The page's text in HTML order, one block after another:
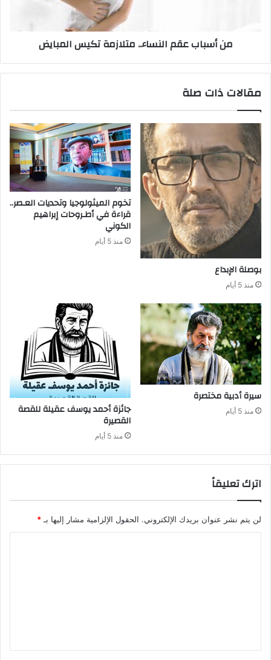
من أسباب عقم النساء.. متلازمة تكيس المبايض
مقالات ذات صلة
بوصلة‭ ‬الإبداع
منذ 5 أيام
‬الكوني
منذ 5 أيام
سيرة‭ ‬أدبية‭ ‬مختصرة
منذ 5 أيام
‬القصيرة
منذ 5 أيام
اترك تعليقاً
لن يتم نشر عنوان بريدك الإلكتروني. الحقول الإلزامية مشار إليها بـ *
ق